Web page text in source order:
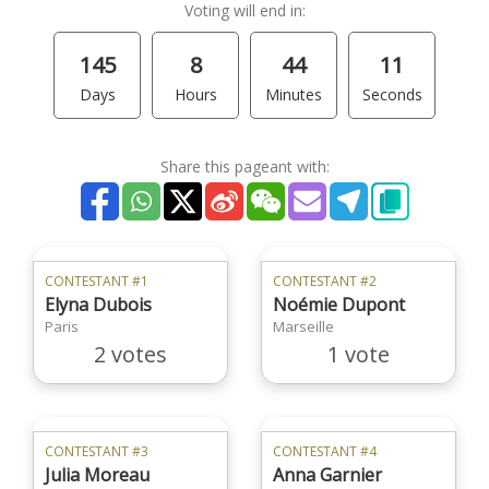
Voting will end in:
145
Days
8
Hours
44
Minutes
11
Seconds
Share this pageant with:
CONTESTANT #1
Elyna Dubois
Paris
2 votes
CONTESTANT #2
Noémie Dupont
Marseille
1 vote
CONTESTANT #3
Julia Moreau
CONTESTANT #4
Anna Garnier